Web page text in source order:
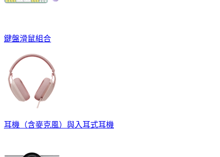
鍵盤滑鼠組合
耳機（含麥克風）與入耳式耳機